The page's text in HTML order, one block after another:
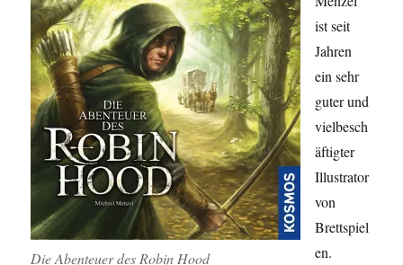
Die Abenteuer des Robin Hood
ist seit
Jahren
ein sehr
guter und
vielbesch
äftigter
Illustrator
von
Brettspiel
en.